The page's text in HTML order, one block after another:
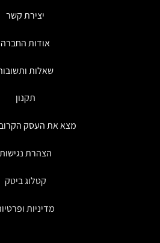
יצירת קשר
אודות החברה
שאלות
תקנון
מצא את העסק
הצהרת נגישות
קטלוג ביטק
מדיניות